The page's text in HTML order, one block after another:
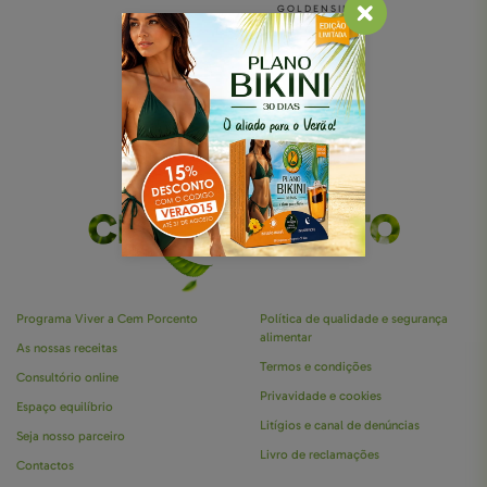
Pronto-a-comer e temperos
Cereais e Leguminosas
Flocos e Farinhas
Formato Económico
Sistema Urinário
Saúde Ocular
Desporto e Performance
Especial Mulher
Especial Homem
GOLDENSILK
viver a vida a
CEM PORCENTO
Programa Viver a Cem Porcento
As nossas receitas
Consultório online
Espaço equilíbrio
Seja nosso parceiro
Contactos
Política de qualidade e segurança
alimentar
Termos e condições
Privavidade e cookies
Litígios e canal de denúncias
Livro de reclamações